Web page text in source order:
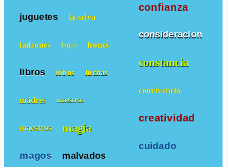
confianza
consideracion
constancia
convivencia
creatividad
cuidado
juguetes la-selva
ladrones lagos leones
libros lobos luchas
madres maestras
maestros magia
magos malvados